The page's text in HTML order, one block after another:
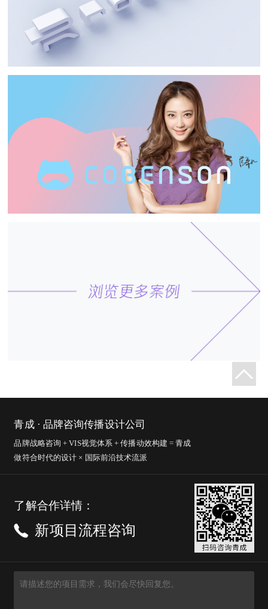
青成 · 品牌咨询传播设计公司
品牌战略咨询 + VIS视觉体系 + 传播动效构建 = 青成
做符合时代的设计 × 国际前沿技术流派
了解合作详情：
新项目流程咨询